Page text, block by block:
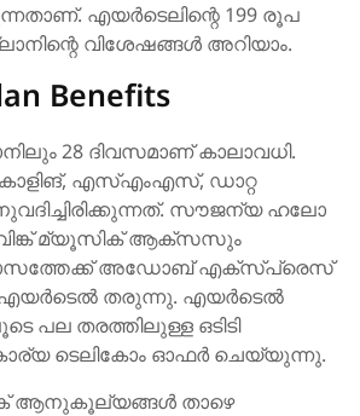
എയർടെലിന്റെ 199 രൂപ
വിശേഷങ്ങൾ അറിയാം.
Benefits
28 ദിവസമാണ് കാലാവധി.
എസ്എംഎസ്, ഡാറ്റ
സൗജന്യ ഹലോ
മ്യൂസിക് ആക്സസും
മാസത്തേക്ക് അഡോബ് എക്സ്പ്രെസ്
തരുന്നു. എയർടെൽ
പല തരത്തിലുള്ള ഒടിടി
ടെലികോം ഓഫർ ചെയ്യുന്നു.
ആനുകൂല്യങ്ങൾ താഴെ